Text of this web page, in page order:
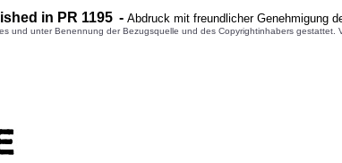
in PR 1195 - Abdruck mit freundlicher Genehmigung
unter Benennung der Bezugsquelle und des Copyrightinhabers gestattet.